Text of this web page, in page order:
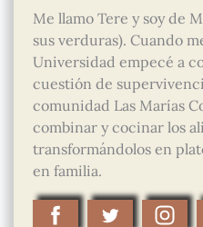
Me llamo Tere y soy de
sus verduras). Cuando
Universidad empecé a
cuestión de
comunidad Las Marías
combinar y cocinar los
transformándolos en
en familia.